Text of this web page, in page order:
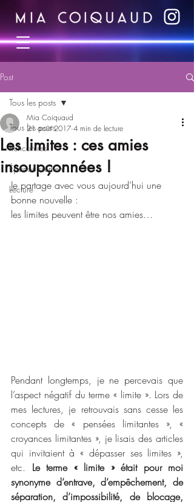
Post
Tous les posts
Rencontres
Épanouissement
Lecture
Tous les posts
Les limites : ces amies
insoupçonnées !
Mia Coiquaud
21 août 2017 4 min de lecture
Je partage avec vous aujourd’hui une
bonne nouvelle :
les limites peuvent être nos amies…
Pendant longtemps, je ne percevais que
l’aspect négatif du terme « limite ». Lors de
mes lectures, je retrouvais sans cesse les
concepts de « pensées limitantes », «
croyances limitantes », je lisais des articles
qui invitaient à « dépasser ses limites »,
etc. Le terme « limite » était pour moi
synonyme d’entrave, d’empêchement, de
séparation, d’impossibilité, de blocage,